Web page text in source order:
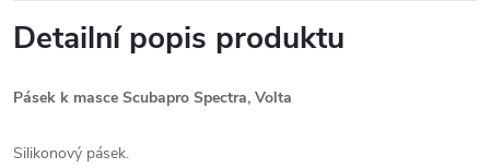
Detailní popis produktu
Pásek k masce Scubapro Spectra, Volta
Silikonový pásek.